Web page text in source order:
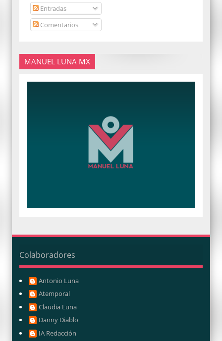
Entradas
Comentarios
MANUEL LUNA MX
Colaboradores
Antonio Luna
Atemporal
Claudia Luna
Danny Diablo
IA Redacción